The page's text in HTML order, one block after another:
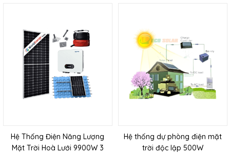
Hệ Thống Điện Năng Lượng
Mặt Trời Hoà Lưới 9900W 3
Hệ thống dự phòng điện mặt
trời độc lập 500W